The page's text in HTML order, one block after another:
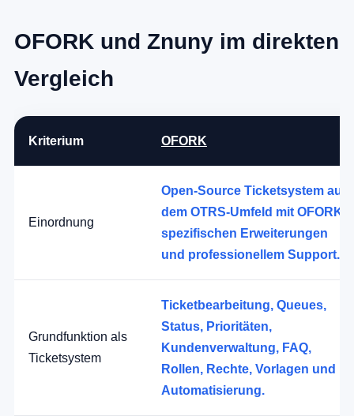
OFORK und Znuny im direkten
Vergleich
Kriterium OFORK
Einordnung
Open-Source Ticketsystem aus
dem OTRS-Umfeld mit OFORK-
spezifischen Erweiterungen
und professionellem Support.
Grundfunktion als
Ticketsystem
Ticketbearbeitung, Queues,
Status, Prioritäten,
Kundenverwaltung, FAQ,
Rollen, Rechte, Vorlagen und
Automatisierung.